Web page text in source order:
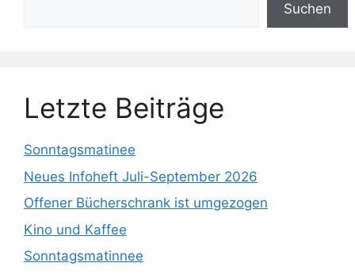
Suchen
Letzte Beiträge
Sonntagsmatinee
Neues Infoheft Juli-September 2026
Offener Bücherschrank ist umgezogen
Kino und Kaffee
Sonntagsmatinnee